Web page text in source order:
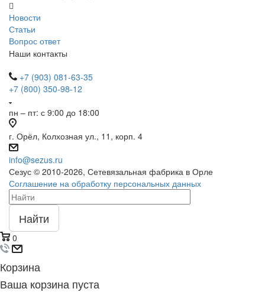
Новости
Статьи
Вопрос ответ
Наши контакты
+7 (903) 081-63-35
+7 (800) 350-98-12
пн – пт: с 9:00 до 18:00
г. Орёл, Колхозная ул., 11, корп. 4
info@sezus.ru
Сезус © 2010-2026, Сетевязальная фабрика в Орле
Соглашение на обработку персональных данных
Найти
0
Корзина
Ваша корзина пуста